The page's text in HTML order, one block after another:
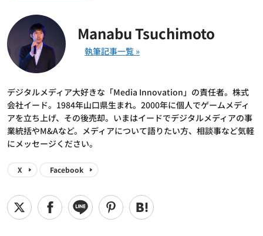
Manabu Tsuchimoto
デジタルメディア大好きな「Media Innovation」の責任者。株式
会社イード。1984年山口県生まれ。2000年に個人でゲームメディ
アを立ち上げ、その後売却。いまはイードでデジタルメディアの事
業統括やM&Aなど。メディアについて語りたい方、相談事など気軽
にメッセージください。
X Facebook